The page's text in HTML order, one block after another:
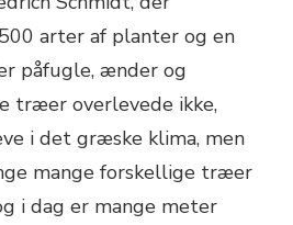
arter af planter og en
påfugle, ænder og
træer overlevede ikke,
i det græske klima, men
mange forskellige træer
i dag er mange meter